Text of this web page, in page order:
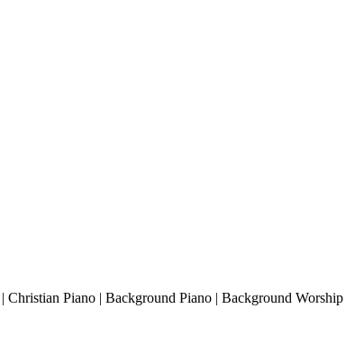
Piano | Background Piano | Background Worship